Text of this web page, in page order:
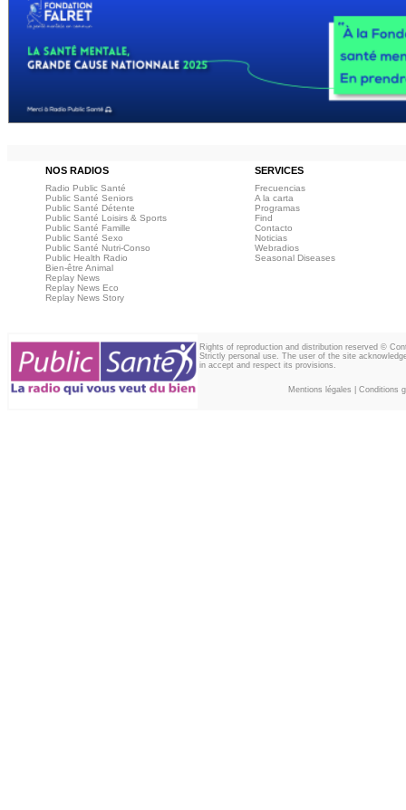
NOS RADIOS SERVICES
Radio Public Santé
Public Santé Seniors
Public Santé Détente
Public Santé Loisirs & Sports
Public Santé Famille
Public Santé Sexo
Public Santé Nutri-Conso
Public Health Radio
Bien-être Animal
Replay News
Replay News Eco
Replay News Story
Frecuencias
A la carta
Programas
Find
Contacto
Noticias
Webradios
Seasonal Diseases
Rights of reproduction and distribution reserved ©
Strictly personal use. The user of the site
in accept and respect its provisions.
Mentions légales Conditions